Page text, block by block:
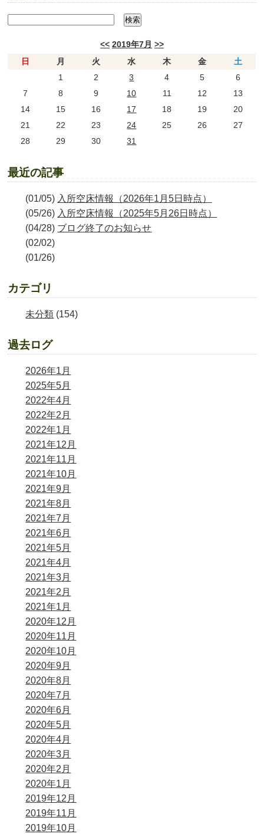
<< 2019年7月 >>
日
月 火 水 木 金
土
1
2 3 4 5
6
7
8 9 10 11 12
13
14
15 16 17 18 19
20
21
22 23 24 25 26
27
28
29 30 31
最近の記事
(01/05) 入所空床情報（2026年1月5日時点）
(05/26) 入所空床情報（2025年5月26日時点）
(04/28) ブログ終了のお知らせ
(02/02)
(01/26)
カテゴリ
未分類 (154)
過去ログ
2026年1月
2025年5月
2022年4月
2022年2月
2022年1月
2021年12月
2021年11月
2021年10月
2021年9月
2021年8月
2021年7月
2021年6月
2021年5月
2021年4月
2021年3月
2021年2月
2021年1月
2020年12月
2020年11月
2020年10月
2020年9月
2020年8月
2020年7月
2020年6月
2020年5月
2020年4月
2020年3月
2020年2月
2020年1月
2019年12月
2019年11月
2019年10月